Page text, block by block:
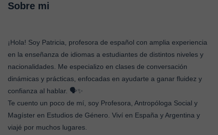
Sobre mi
¡Hola! Soy Patricia, profesora de español con amplia experiencia
en la enseñanza de idiomas a estudiantes de distintos niveles y
nacionalidades. Me especializo en clases de conversación
dinámicas y prácticas, enfocadas en ayudarte a ganar fluidez y
confianza al hablar. 🗣️✨
Te cuento un poco de mí, soy Profesora, Antropóloga Social y
Magíster en Estudios de Género. Viví en España y Argentina y
viajé por muchos lugares.